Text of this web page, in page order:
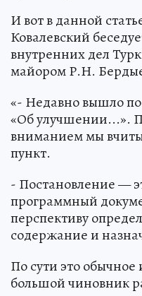
И вот в данной
Ковалевский
внутренних дел
майором Р.Н.
«- Недавно вышло
«Об улучшении...».
вниманием мы
пункт.
- Постановление —
программный
перспективу
содержание и
По сути это
большой чиновник